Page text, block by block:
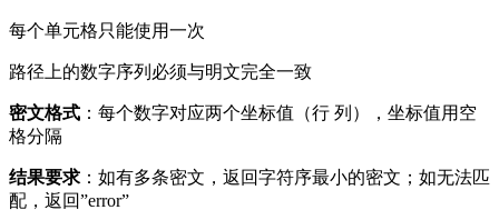
每个单元格只能使用一次
路径上的数字序列必须与明文完全一致
密文格式 ：每个数字对应两个坐标值（行 列），坐标值用空
格分隔
结果要求 ：如有多条密文，返回字符序最小的密文；如无法匹
配，返回”error”